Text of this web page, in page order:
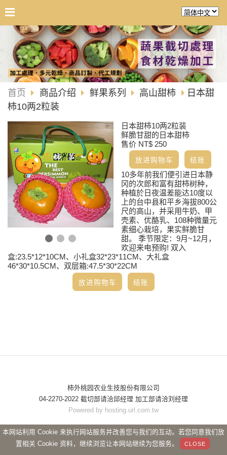
首页 商品介绍 鲜果系列 高山甜柿
日本甜
柿10两2粒装
日本甜柿10两2粒装
鲜脆甘甜的日本甜柿
售价 NT$ 250
10多年前我们便引进日本静
冈的次郎和富有甜柿树种，
种植於日夜温差能达10度以
上的台中县和平乡海拔800公
尺的高山，并采用牛奶、甲
壳素、优酪乳、108种微量元
素细心栽培，果实鲜脆甘
甜。 季节限定：9月~12月，
欢迎来电预购! 双入
盒:23.5*12*10CM、小礼盒32*23*11CM、大礼盒
46*30*10.5CM、双层箱:47.5*30*22CM
柿外桃园农业生技股份有限公司
04-2270-2022 截切部请洽邱经理 加工部请洽刘经理
Powered by hosting.url.com.tw
本网站利用 Cookie 来执行网站服务并改善您与我们的互动。若您同意我们放
置相关 Cookie 资料，继续浏览让本网站继续为您服务。